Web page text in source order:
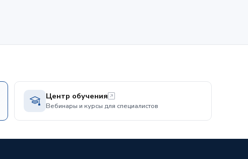
Центр обучения
Вебинары и курсы для специалистов